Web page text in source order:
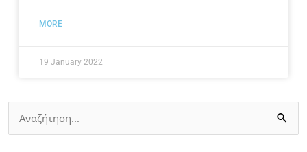
MORE
19 January 2022
Search
for: